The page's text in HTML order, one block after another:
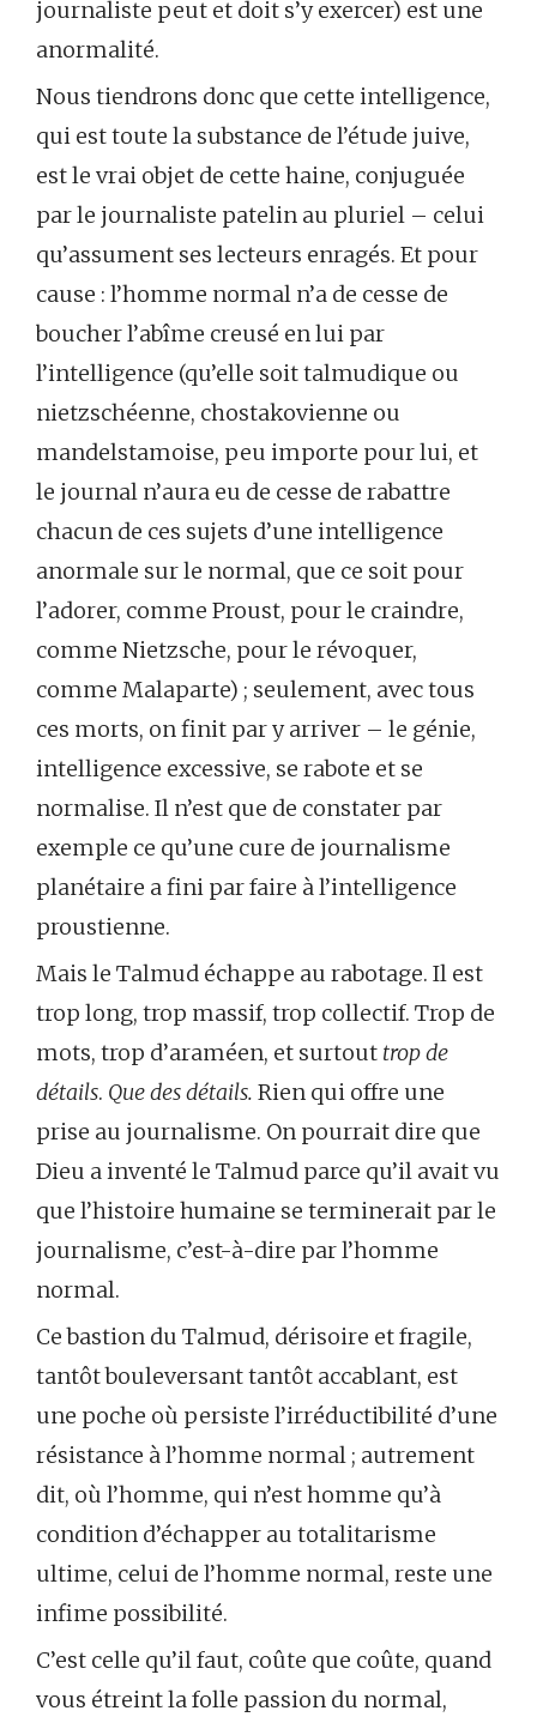
journaliste peut et doit s’y exercer) est une
anormalité.
Nous tiendrons donc que cette intelligence,
qui est toute la substance de l’étude juive,
est le vrai objet de cette haine, conjuguée
par le journaliste patelin au pluriel – celui
qu’assument ses lecteurs enragés. Et pour
cause : l’homme normal n’a de cesse de
boucher l’abîme creusé en lui par
l’intelligence (qu’elle soit talmudique ou
nietzschéenne, chostakovienne ou
mandelstamoise, peu importe pour lui, et
le journal n’aura eu de cesse de rabattre
chacun de ces sujets d’une intelligence
anormale sur le normal, que ce soit pour
l’adorer, comme Proust, pour le craindre,
comme Nietzsche, pour le révoquer,
comme Malaparte) ; seulement, avec tous
ces morts, on finit par y arriver – le génie,
intelligence excessive, se rabote et se
normalise. Il n’est que de constater par
exemple ce qu’une cure de journalisme
planétaire a fini par faire à l’intelligence
proustienne.
Mais le Talmud échappe au rabotage. Il est
trop long, trop massif, trop collectif. Trop de
mots, trop d’araméen, et surtout trop de
détails. Que des détails. Rien qui offre une
prise au journalisme. On pourrait dire que
Dieu a inventé le Talmud parce qu’il avait vu
que l’histoire humaine se terminerait par le
journalisme, c’est-à-dire par l’homme
normal.
Ce bastion du Talmud, dérisoire et fragile,
tantôt bouleversant tantôt accablant, est
une poche où persiste l’irréductibilité d’une
résistance à l’homme normal ; autrement
dit, où l’homme, qui n’est homme qu’à
condition d’échapper au totalitarisme
ultime, celui de l’homme normal, reste une
infime possibilité.
C’est celle qu’il faut, coûte que coûte, quand
vous étreint la folle passion du normal,